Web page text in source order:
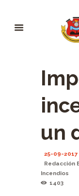
un
25-09-2017
Redacción
Incendios
1403